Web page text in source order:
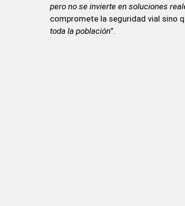
pero no se invierte en soluciones
compromete la seguridad vial sino
toda la población”.